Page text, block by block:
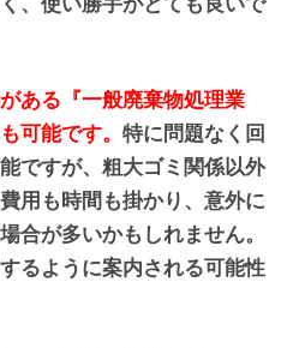
ある『一般廃棄物処理業
可能です。 特に問題なく回
ですが、粗大ゴミ関係以外
用も時間も掛かり、意外に
合が多いかもしれません。
るように案内される可能性